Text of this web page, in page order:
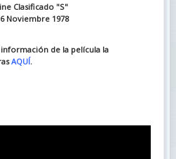
Clasificado "S"
Noviembre 1978
de la película la
AQUÍ.